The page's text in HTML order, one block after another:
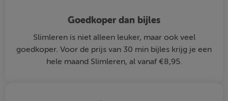
Goedkoper dan bijles
Slimleren is niet alleen leuker, maar ook veel
goedkoper. Voor de prijs van 30 min bijles krijg je een
hele maand Slimleren, al vanaf €8,95.